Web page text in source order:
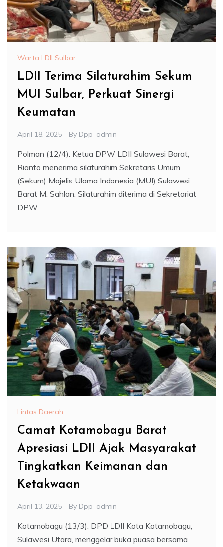
Warta LDII Sulbar
LDII Terima Silaturahim Sekum
MUI Sulbar, Perkuat Sinergi
Keumatan
April 18, 2025 By Dpp_admin
Polman (12/4). Ketua DPW LDII Sulawesi Barat,
Rianto menerima silaturahim Sekretaris Umum
(Sekum) Majelis Ulama Indonesia (MUI) Sulawesi
Barat M. Sahlan. Silaturahim diterima di Sekretariat
DPW
Lintas Daerah
Camat Kotamobagu Barat
Apresiasi LDII Ajak Masyarakat
Tingkatkan Keimanan dan
Ketakwaan
April 13, 2025 By Dpp_admin
Kotamobagu (13/3). DPD LDII Kota Kotamobagu,
Sulawesi Utara, menggelar buka puasa bersama